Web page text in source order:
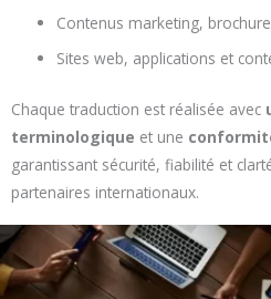
Contenus marketing,
Sites web, applications et
Chaque traduction est réalisée avec
terminologique et une
garantissant sécurité, fiabilité et
partenaires internationaux.